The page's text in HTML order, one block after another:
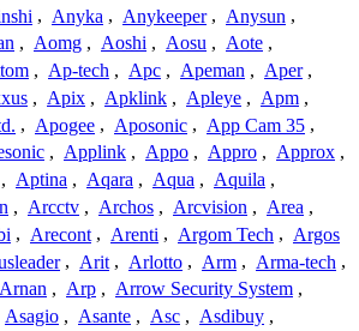
, Anyka , Anykeeper , Anysun ,
, Aomg , Aoshi , Aosu , Aote ,
, Ap-tech , Apc , Apeman , Aper ,
, Apix , Apklink , Apleye , Apm ,
, Apogee , Aposonic , App Cam 35 ,
, Applink , Appo , Appro , Approx ,
, Aptina , Aqara , Aqua , Aquila ,
, Arcctv , Archos , Arcvision , Area ,
, Arecont , Arenti , Argom Tech , Argos
, Arit , Arlotto , Arm , Arma-tech ,
Arnan , Arp , Arrow Security System ,
Asagio , Asante , Asc , Asdibuy ,